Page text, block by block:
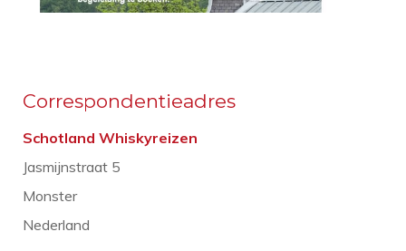
Correspondentieadres
Schotland Whiskyreizen
Jasmijnstraat 5
Monster
Nederland